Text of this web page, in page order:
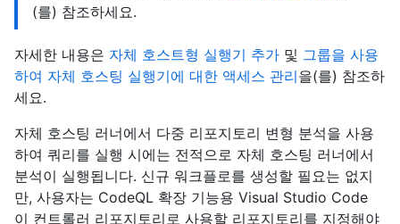
(를) 참조하세요.
자세한 내용은 자체 호스트형 실행기 추가 및 그룹을 사용
하여 자체 호스팅 실행기에 대한 액세스 관리을(를) 참조하
세요.
자체 호스팅 러너에서 다중 리포지토리 변형 분석을 사용
하여 쿼리를 실행 시에는 전적으로 자체 호스팅 러너에서
분석이 실행됩니다. 신규 워크플로를 생성할 필요는 없지
만, 사용자는 CodeQL 확장 기능용 Visual Studio Code
이 컨트롤러 리포지토리로 사용할 리포지토리를 지정해야